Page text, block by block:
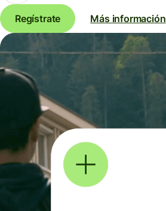
Regístrate Más información